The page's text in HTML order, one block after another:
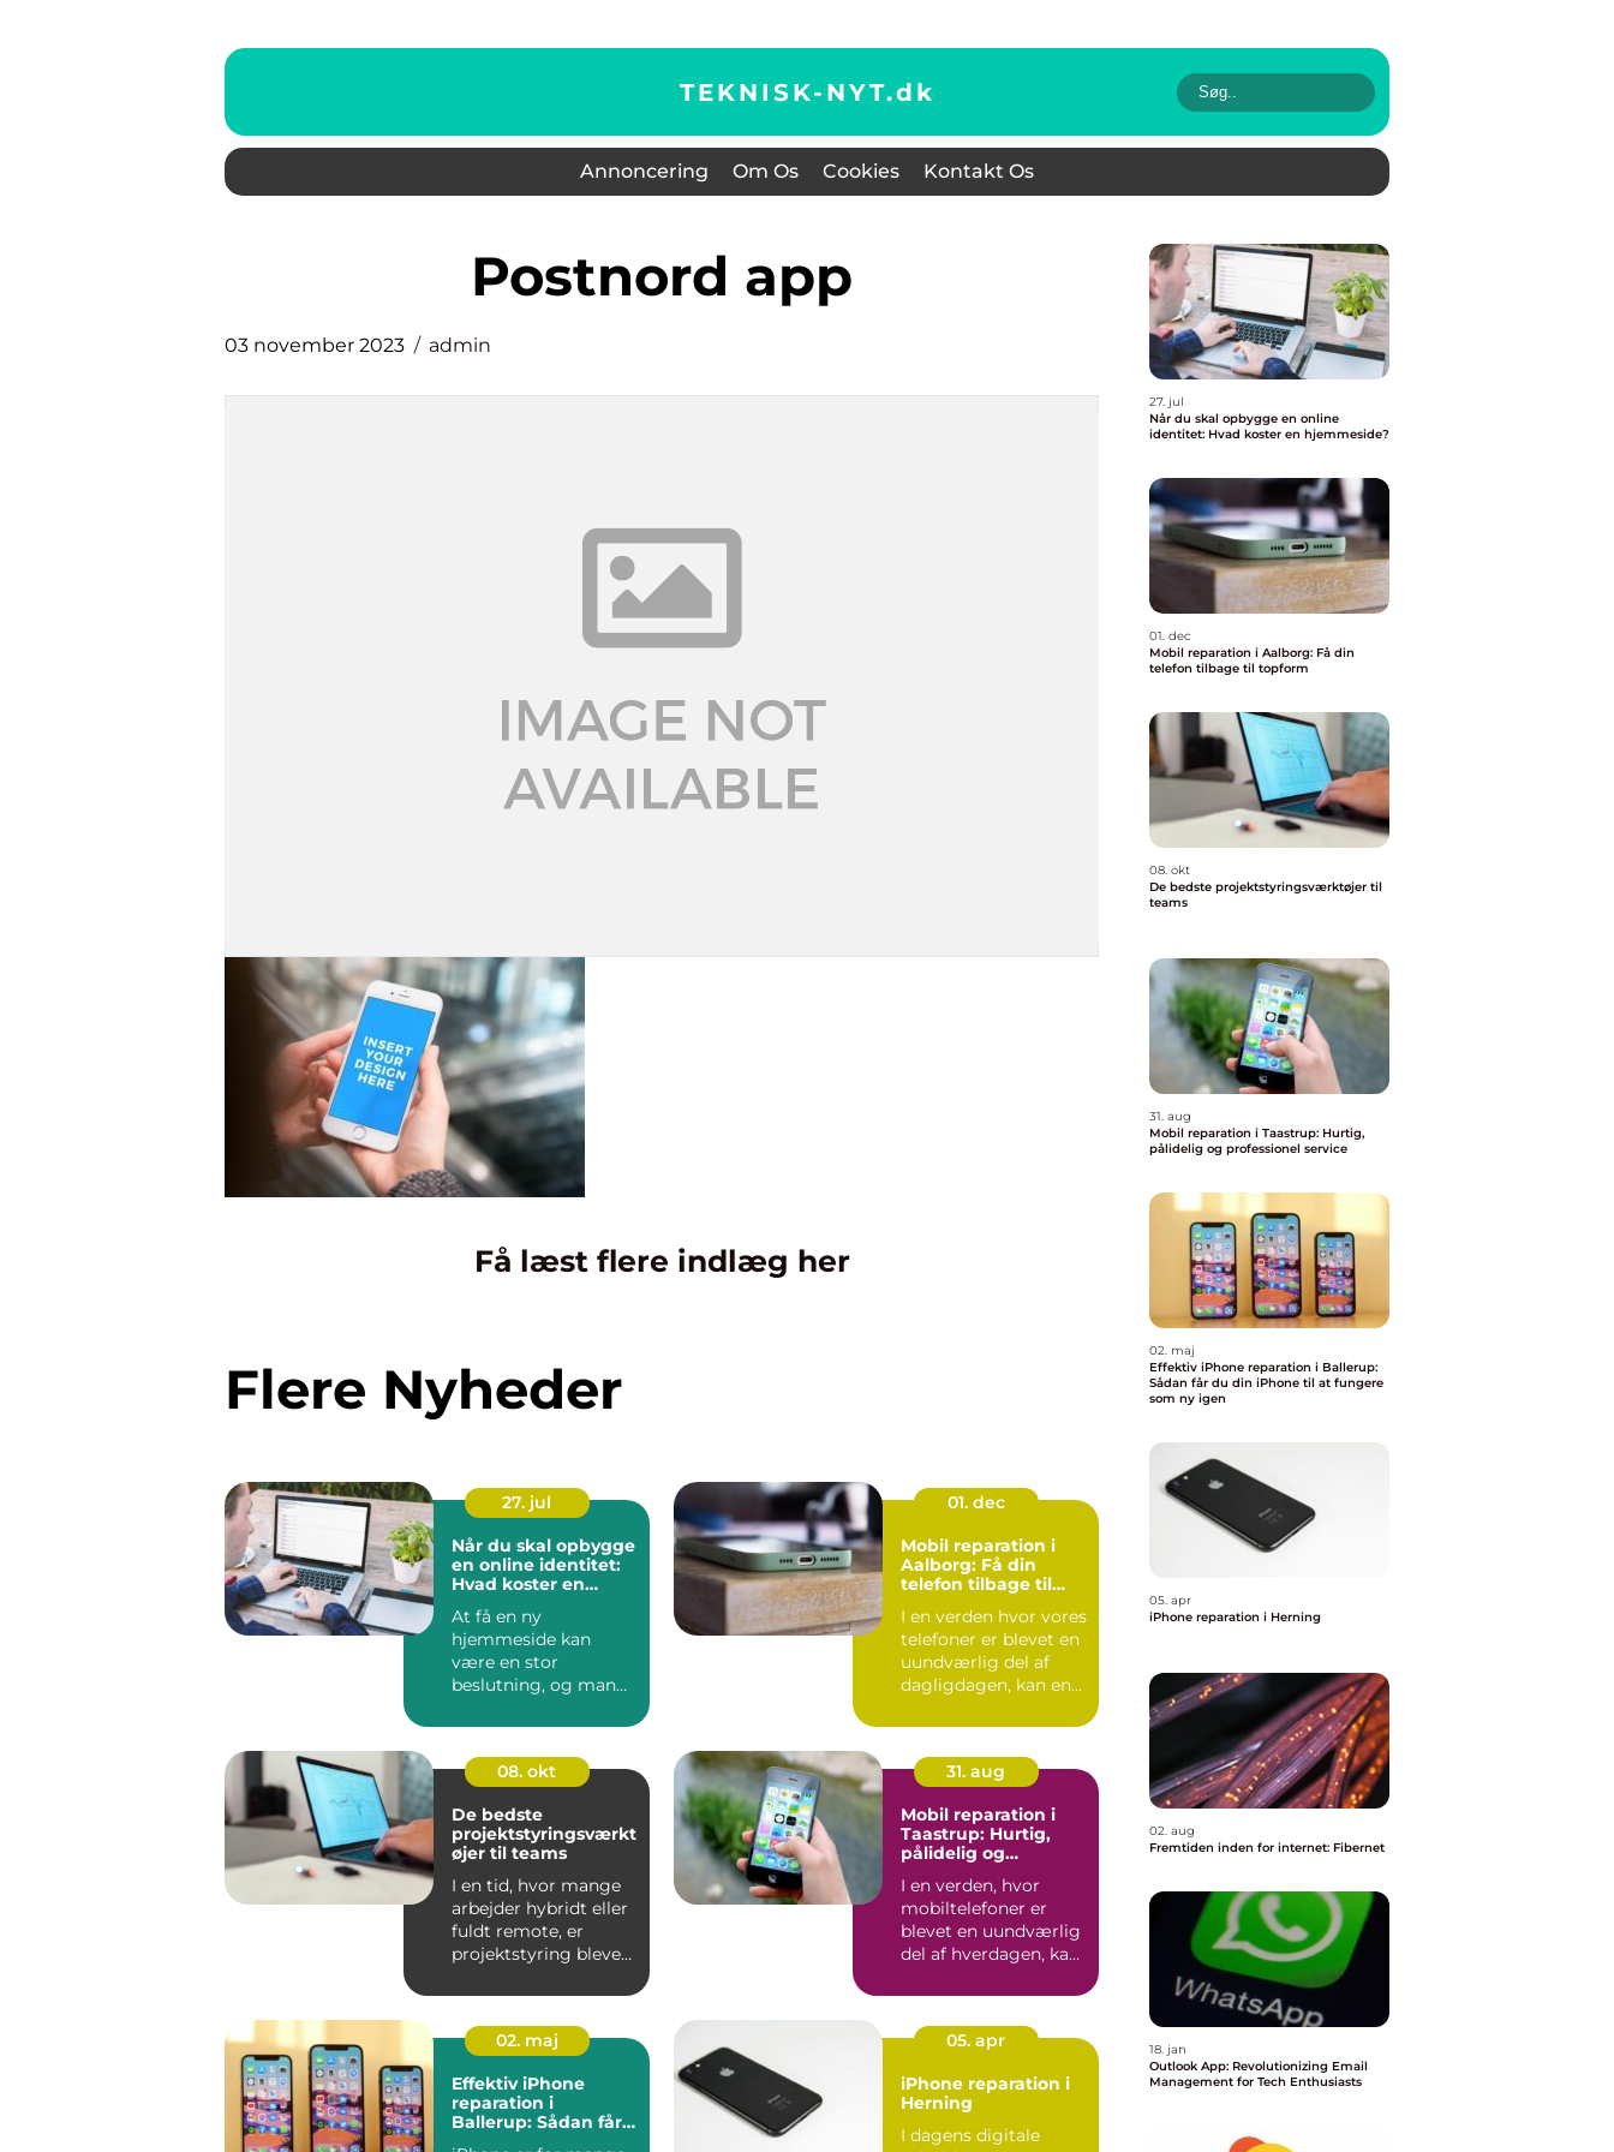
TEKNISK-NYT.dk
Annoncering Om Os Cookies Kontakt Os
postnord app
03 november 2023 admin
Få læst flere indlæg her
Flere Nyheder
27. jul
Når du skal opbygge
en online identitet:
Hvad koster en
At få en ny
hjemmeside kan
være en stor
beslutning, og mange
01. dec
Mobil reparation i
Aalborg: Få din
telefon tilbage til
I en verden hvor vores
telefoner er blevet en
uundværlig del af
dagligdagen, kan en
08. okt
De bedste
projektstyringsværkt
øjer til teams
I en tid, hvor mange
arbejder hybridt eller
fuldt remote, er
projektstyring blevet
31. aug
Mobil reparation i
Taastrup: Hurtig,
pålidelig og
I en verden, hvor
mobiltelefoner er
blevet en uundværlig
del af hverdagen, kan
02. maj
Effektiv iPhone
reparation i
Ballerup: Sådan får
05. apr
iPhone reparation i
Herning
I dagens digitale
27. jul
Når du skal opbygge en online
identitet: Hvad koster en hjemmeside?
01. dec
Mobil reparation i Aalborg: Få din
telefon tilbage til topform
08. okt
De bedste projektstyringsværktøjer til
teams
31. aug
Mobil reparation i Taastrup: Hurtig,
pålidelig og professionel service
02. maj
Effektiv iPhone reparation i Ballerup:
Sådan får du din iPhone til at fungere
som ny igen
05. apr
iPhone reparation i Herning
02. aug
Fremtiden inden for internet: Fibernet
18. jan
Outlook App: Revolutionizing Email
Management for Tech Enthusiasts